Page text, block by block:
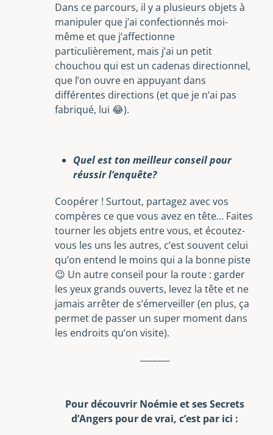
Dans ce parcours, il y a plusieurs objets à
manipuler que j’ai confectionnés moi-
même et que j’affectionne
particulièrement, mais j’ai un petit
chouchou qui est un cadenas directionnel,
que l’on ouvre en appuyant dans
différentes directions (et que je n’ai pas
fabriqué, lui 😂).
Quel est ton meilleur conseil pour
réussir l’enquête?
Coopérer ! Surtout, partagez avec vos
compères ce que vous avez en tête… Faites
tourner les objets entre vous, et écoutez-
vous les uns les autres, c’est souvent celui
qu’on entend le moins qui a la bonne piste
😉 Un autre conseil pour la route : garder
les yeux grands ouverts, levez la tête et ne
jamais arrêter de s’émerveiller (en plus, ça
permet de passer un super moment dans
les endroits qu’on visite).
Pour découvrir Noémie et ses Secrets
d’Angers pour de vrai, c’est par ici :